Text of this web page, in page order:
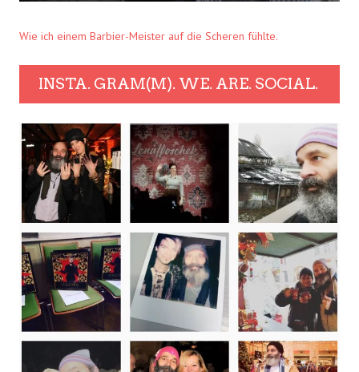
Wie ich einem Barbier-Meister auf die Scheren fühlte.
INSTA. GRAM(M). WE. ARE. SOCIAL.